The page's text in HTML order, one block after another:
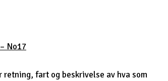
No17
fart og beskrivelse av hva som